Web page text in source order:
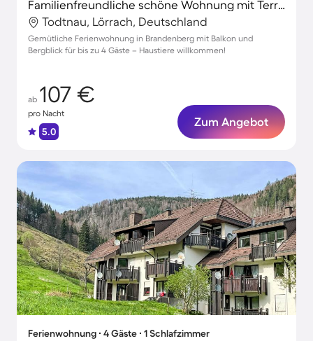
Familienfreundliche schöne Wohnung mit Terrasse und schnellem Internet | Gartenblick | Haustiere sind willkommen
Todtnau, Lörrach, Deutschland
Gemütliche Ferienwohnung in Brandenberg mit Balkon und
Bergblick für bis zu 4 Gäste – Haustiere willkommen!
ab 107 €
pro Nacht
5.0
Zum Angebot
Ferienwohnung ∙ 4 Gäste ∙ 1 Schlafzimmer